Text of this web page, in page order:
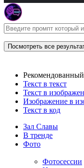
Посмотреть все
Рекомендованный
Текст в текст
Текст в
Изображение в
Текст в код
Зал Славы
В тренде
Фото
Фотосессии